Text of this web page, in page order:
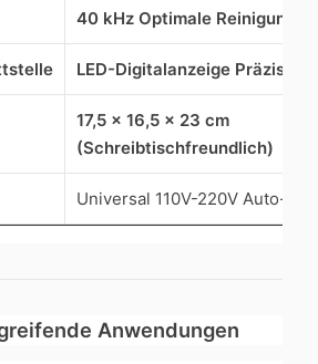
40 kHz Optimale
LED-Digitalanzeige
17,5 × 16,5 × 23 cm
(Schreibtischfreundlich)
Universal 110V-220V Auto-
Anwendungen